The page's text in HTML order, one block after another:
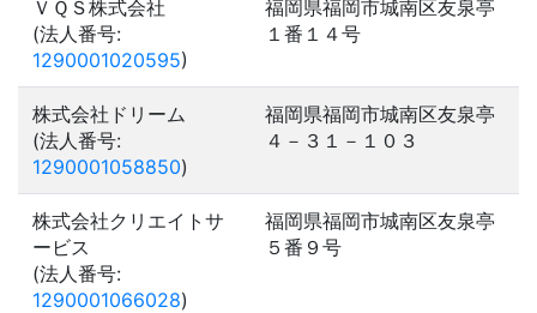
ＶＱＳ株式会社
(法人番号:
1290001020595)
福岡県福岡市城南区友泉亭
１番１４号
株式会社ドリーム
(法人番号:
1290001058850)
福岡県福岡市城南区友泉亭
４－３１－１０３
株式会社クリエイトサ
ービス
(法人番号:
1290001066028)
福岡県福岡市城南区友泉亭
５番９号